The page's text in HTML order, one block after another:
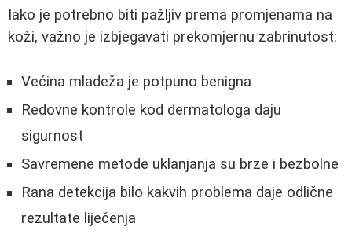
Iako je potrebno biti pažljiv prema promjenama na
koži, važno je izbjegavati prekomjernu zabrinutost:
Većina mladeža je potpuno benigna
Redovne kontrole kod dermatologa daju
sigurnost
Savremene metode uklanjanja su brze i bezbolne
Rana detekcija bilo kakvih problema daje odlične
rezultate liječenja